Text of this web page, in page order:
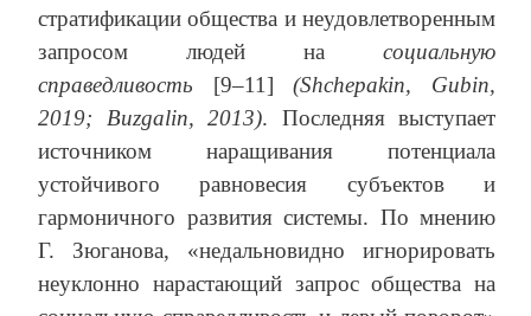
стратификации общества и неудовлетворенным
запросом людей на социальную
справедливость [9–11](Shchepakin, Gubin,
2019; Buzgalin, 2013). Последняя выступает
источником наращивания потенциала
устойчивого равновесия субъектов и
гармоничного развития системы. По мнению
Г. Зюганова, «недальновидно игнорировать
неуклонно нарастающий запрос общества на